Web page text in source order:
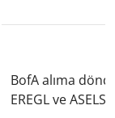
BofA alıma
EREGL ve ASELS